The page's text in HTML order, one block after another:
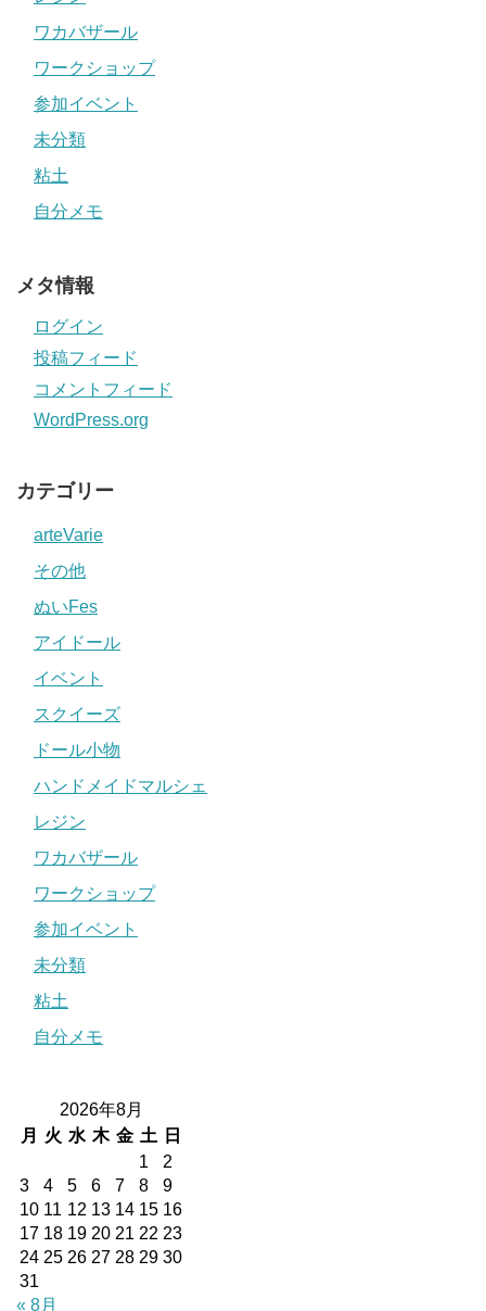
ワカバザール
ワークショップ
参加イベント
未分類
粘土
自分メモ
メタ情報
ログイン
投稿フィード
コメントフィード
WordPress.org
カテゴリー
arteVarie
その他
ぬいFes
アイドール
イベント
スクイーズ
ドール小物
ハンドメイドマルシェ
レジン
ワカバザール
ワークショップ
参加イベント
未分類
粘土
自分メモ
2026年8月
月
火 水 木 金 土
日
1
2
3
4 5 6 7 8
9
10 11 12 13 14 15 16
17 18 19 20 21 22 23
24 25 26 27 28 29 30
31
« 8月